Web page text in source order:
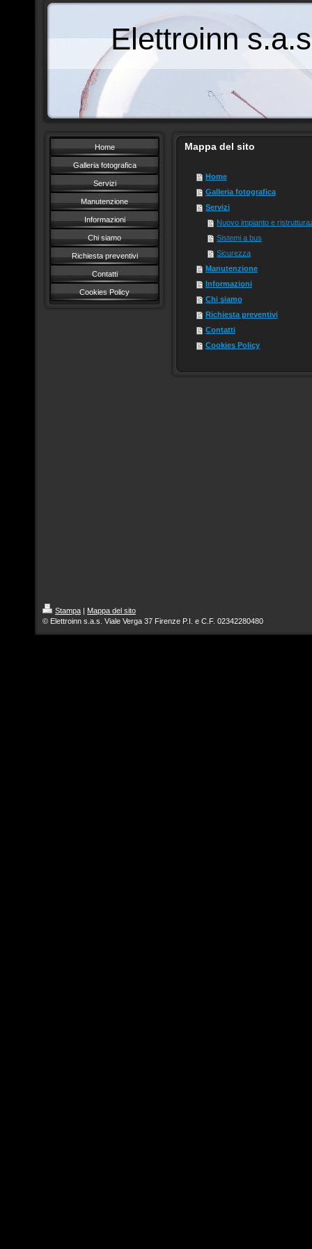
Elettroinn
Home
Galleria fotografica
Servizi
Manutenzione
Informazioni
Chi siamo
Richiesta preventivi
Contatti
Cookies Policy
Mappa del sito
Home
Galleria fotografica
Servizi
Nuovo impianto e
Sistemi a bus
Sicurezza
Manutenzione
Informazioni
Chi siamo
Richiesta preventivi
Contatti
Cookies Policy
Stampa | Mappa del sito
© Elettroinn s.a.s. Viale Verga 37 Firenze P.I. e C.F. 02342280480